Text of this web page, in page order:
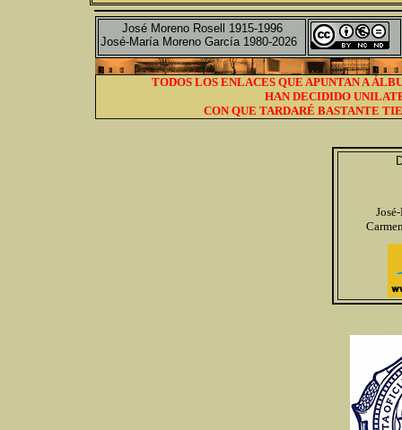
José Moreno Rosell 1915-1996
José-María Moreno García 1980-2026
TODOS LOS ENLACES QUE APUNTAN A
HAN DECIDIDO
CON QUE TARDARÉ BASTANTE